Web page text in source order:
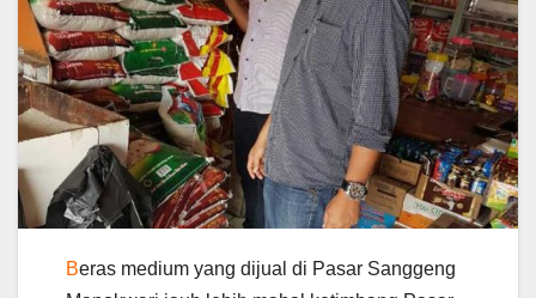
Beras medium yang dijual di Pasar Sanggeng